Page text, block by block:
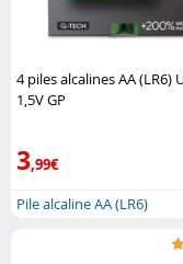
4 piles alcalines AA (LR6)
1,5V GP
3,99€
Pile alcaline AA (LR6)